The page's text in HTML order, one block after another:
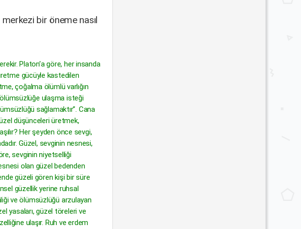
bir öneme nasıl
Platon’a göre, her insanda
gücüyle kastedilen
çoğalma ölümlü varlığın
ölümsüzlüğe ulaşma isteği
sağlamaktır”. Cana
düşünceleri üretmek,
Her şeyden önce sevgi,
Güzel, sevginin nesnesi,
sevginin niyetselliği
olan güzel bedenden
güzeli gören kişi bir süre
güzellik yerine ruhsal
ve ölümsüzlüğü arzulayan
yasaları, güzel töreleri ve
ulaşır. Ruh ve erdem